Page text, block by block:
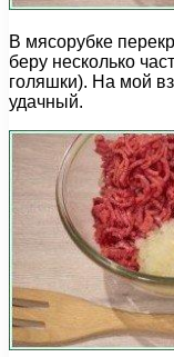
В мясорубке
беру несколько
голяшки). На мой
удачный.